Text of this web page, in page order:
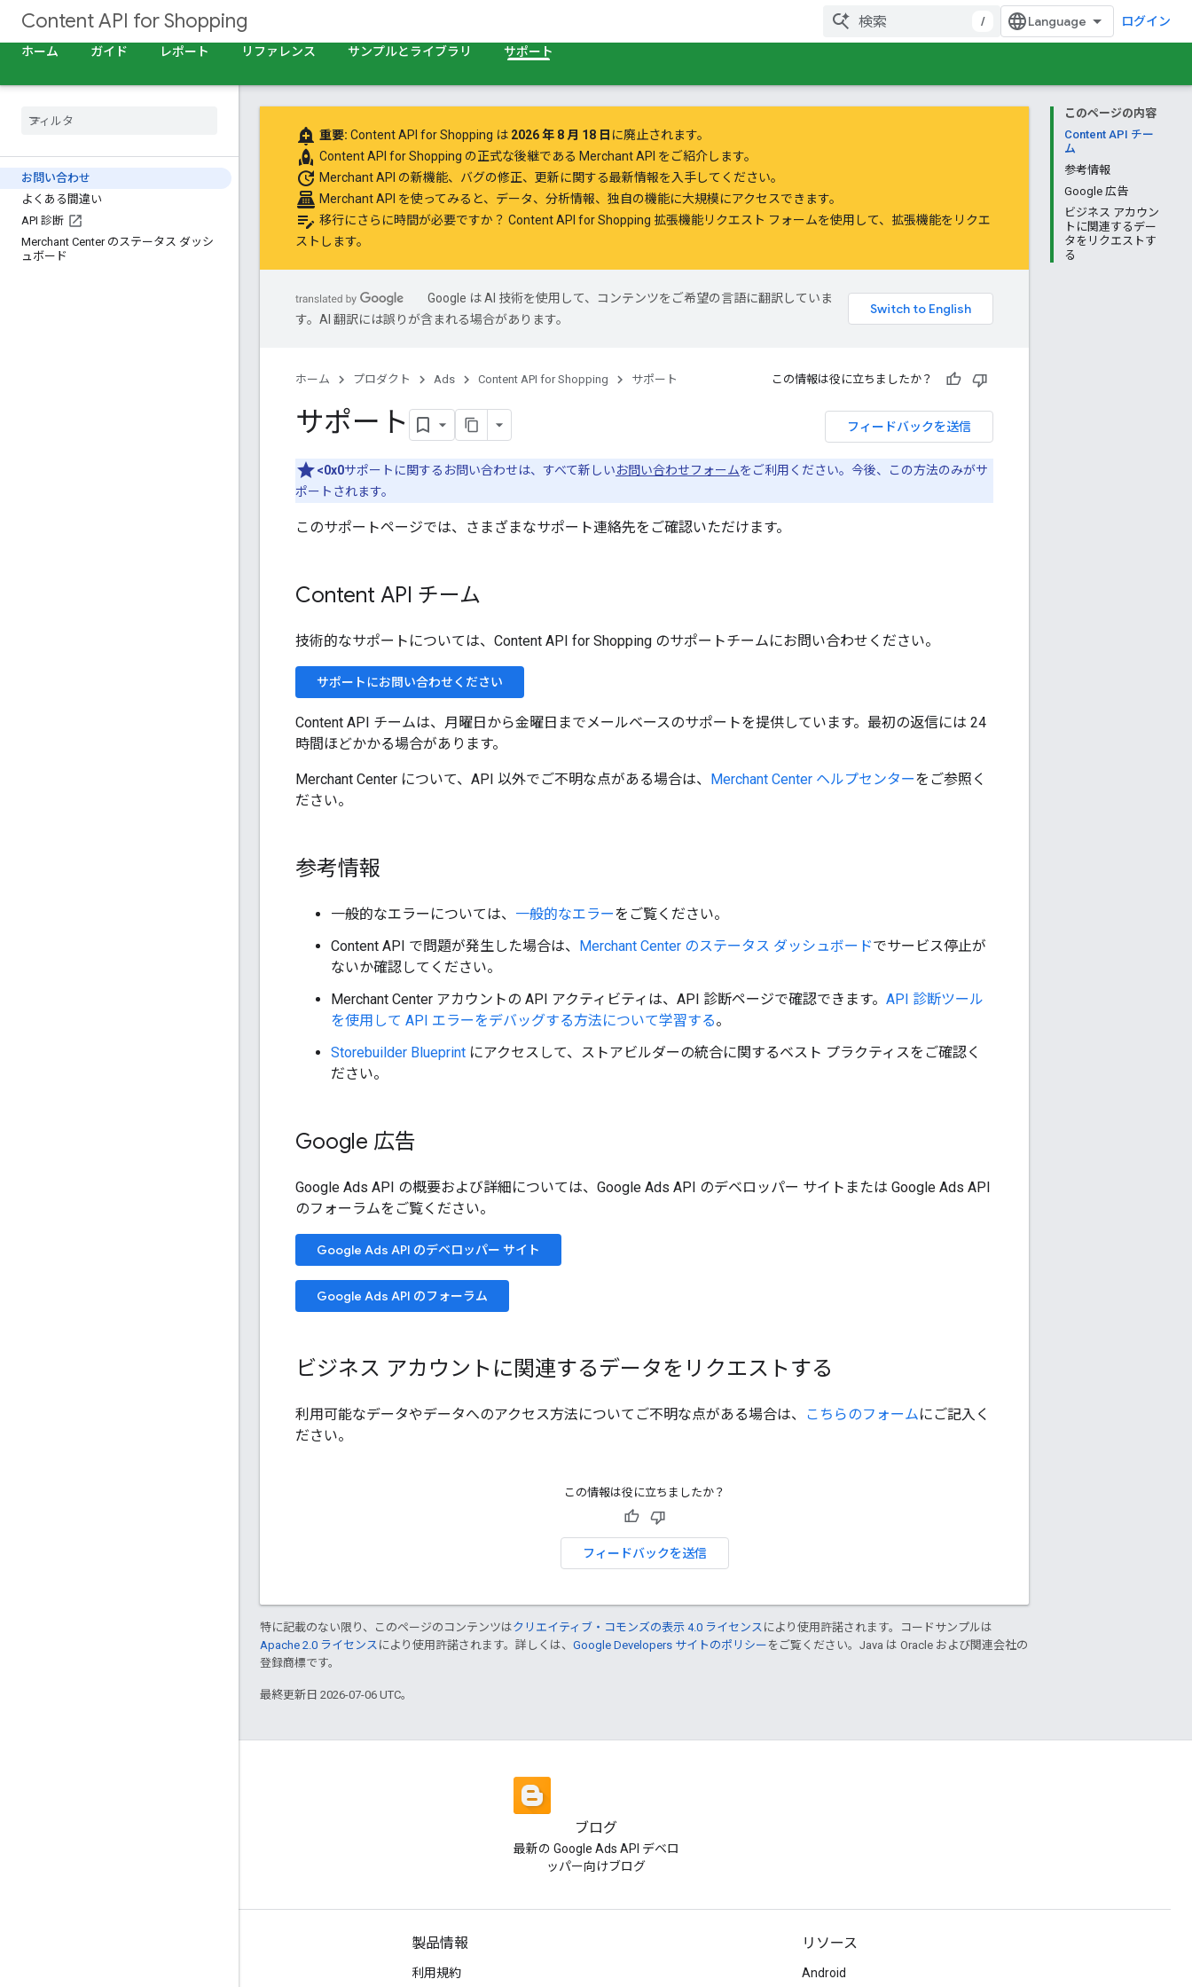
Content API for Shopping / ログイン
ホーム ガイド レポート リファレンス サンプルとライブラリ サポート
お問い合わせ
よくある間違い
API 診断
Merchant Center のステータス ダッシ
ュボード
このページの内容
Content API チー
ム
参考情報
Google 広告
ビジネス アカウン
トに関連するデー
タをリクエストす
る
add_alert 重要: Content API for Shopping は 2026 年 8 月 18 日 に廃止されます。
rocket Content API for Shopping の正式な後継である Merchant API をご紹介します。
update Merchant API の新機能、バグの修正、更新に関する最新情報を入手してください。
point_of_sale Merchant API を使ってみる と、データ、分析情報、独自の機能に大規模にアクセスできます。
edit_note 移行にさらに時間が必要ですか？ Content API for Shopping 拡張機能リクエスト フォームを使用して、拡張機能をリクエ
ストします。
Google は AI 技術を使用して、コンテンツをご希望の言語に翻訳していま
す。AI 翻訳には誤りが含まれる場合があります。
ホーム プロダクト Ads Content API for Shopping サポート この情報は役に立ちましたか？
フィードバックを送信
サポート
<0x0サポートに関するお問い合わせは、すべて新しいお問い合わせフォームをご利用ください。今後、この方法のみがサ
ポートされます。
このサポートページでは、さまざまなサポート連絡先をご確認いただけます。
Content API チーム
技術的なサポートについては、Content API for Shopping のサポートチームにお問い合わせください。
サポートにお問い合わせください
Content API チームは、月曜日から金曜日までメールベースのサポートを提供しています。最初の返信には 24
時間ほどかかる場合があります。
Merchant Center について、API 以外でご不明な点がある場合は、 Merchant Center ヘルプセンターをご参照く
ださい。
参考情報
一般的なエラーについては、 一般的なエラーをご覧ください。
Content API で問題が発生した場合は、 Merchant Center のステータス ダッシュボードでサービス停止が
ないか確認してください。
Merchant Center アカウントの API アクティビティは、API 診断ページで確認できます。 API 診断ツール
を使用して API エラーをデバッグする方法について学習する。
Storebuilder Blueprint にアクセスして、ストアビルダーの統合に関するベスト プラクティスをご確認く
ださい。
Google 広告
Google Ads API の概要および詳細については、Google Ads API のデベロッパー サイトまたは Google Ads API
のフォーラムをご覧ください。
Google Ads API のデベロッパー サイト
Google Ads API のフォーラム
ビジネス アカウントに関連するデータをリクエストする
利用可能なデータやデータへのアクセス方法についてご不明な点がある場合は、 こちらのフォームにご記入く
ださい。
この情報は役に立ちましたか？
フィードバックを送信
特に記載のない限り、このページのコンテンツはクリエイティブ・コモンズの表示 4.0 ライセンス により使用許諾されます。コードサンプルは
Apache 2.0 ライセンス により使用許諾されます。詳しくは、 Google Developers サイトのポリシー をご覧ください。Java は Oracle および関連会社の
登録商標です。
最終更新日 2026-07-06 UTC。
ブログ
最新の Google Ads API デベロ
ッパー向けブログ
製品情報
利用規約
リソース
Android